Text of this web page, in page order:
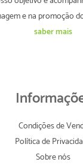
e na promoção
saber mais
Condições de
Política de
Sobre nós